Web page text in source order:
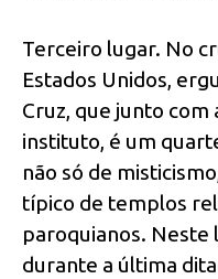
Terceiro lugar. No
Estados Unidos,
Cruz, que junto com
instituto, é um
não só de
típico de templos
paroquianos. Neste
durante a última